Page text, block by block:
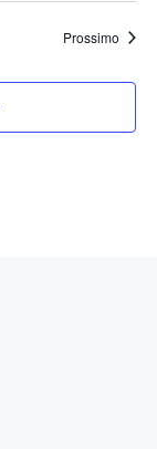
ProssimoEventi